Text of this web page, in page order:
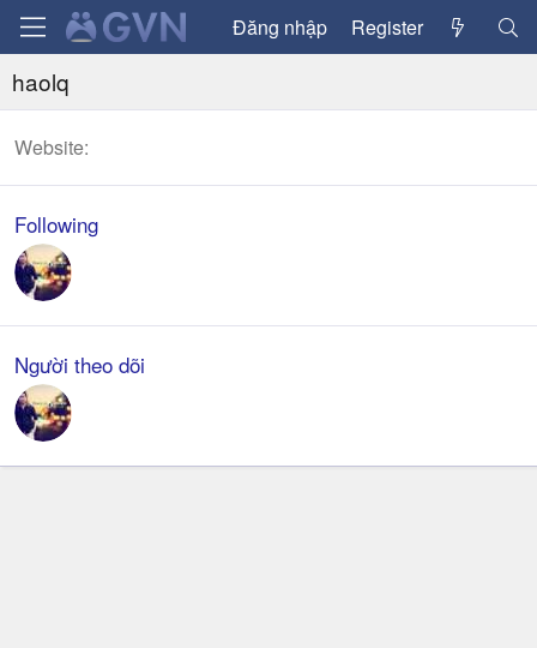
Đăng nhập Register
haolq
Website
Following
Người theo dõi